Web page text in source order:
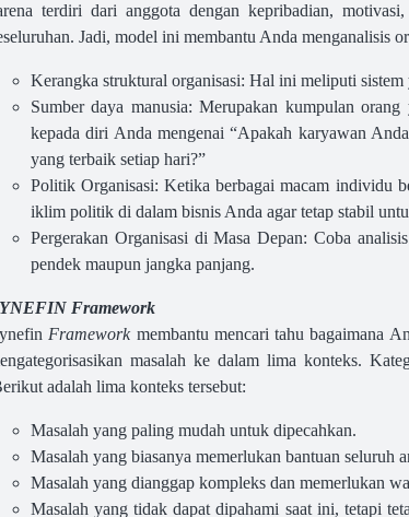
terdiri dari anggota dengan kepribadian,
Jadi, model ini membantu Anda menganalisis
Kerangka struktural organisasi: Hal ini meliputi
Sumber daya manusia: Merupakan kumpulan
kepada diri Anda mengenai “Apakah karyawan
yang terbaik setiap hari?”
Politik Organisasi: Ketika berbagai macam individu
iklim politik di dalam bisnis Anda agar tetap stabil
Pergerakan Organisasi di Masa Depan: Coba
pendek maupun jangka panjang.
Framework
Framework membantu mencari tahu bagaimana
masalah ke dalam lima konteks.
adalah lima konteks tersebut:
Masalah yang paling mudah untuk dipecahkan.
Masalah yang biasanya memerlukan bantuan seluruh
Masalah yang dianggap kompleks dan memerlukan
Masalah yang tidak dapat dipahami saat ini, tetapi